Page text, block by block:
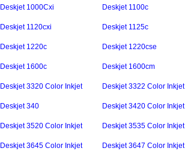
Deskjet 1000Cxi Deskjet 1100c
Deskjet 1120cxi Deskjet 1125c
Deskjet 1220c Deskjet 1220cse
Deskjet 1600c Deskjet 1600cm
Deskjet 3320 Color Inkjet Deskjet 3322 Color Inkjet
Deskjet 340 Deskjet 3420 Color Inkjet
Deskjet 3520 Color Inkjet Deskjet 3535 Color Inkjet
Deskjet 3645 Color Inkjet Deskjet 3647 Color Inkjet